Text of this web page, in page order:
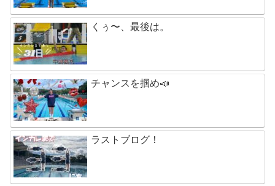
くぅ〜、最後は。
チャンスを掴め📣
ラストブログ！